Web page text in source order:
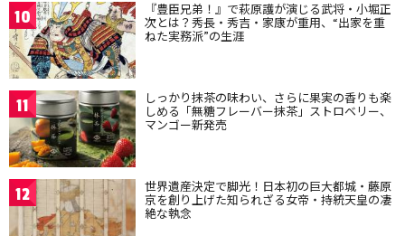
10 『豊臣兄弟！』で萩原護が演じる武将・小堀正
次とは？秀長・秀吉・家康が重用、“出家を重
ねた実務派”の生涯
11 しっかり抹茶の味わい、さらに果実の香りも楽
しめる「無糖フレーバー抹茶」ストロベリー、
マンゴー新発売
12 世界遺産決定で脚光！日本初の巨大都城・藤原
京を創り上げた知られざる女帝・持統天皇の凄
絶な執念